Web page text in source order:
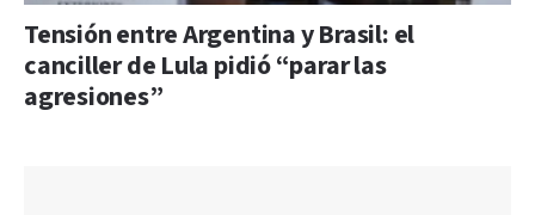
Tensión entre Argentina y Brasil: el
canciller de Lula pidió “parar las
agresiones”